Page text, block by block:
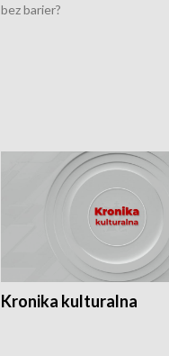
bez barier?
Kronika kulturalna